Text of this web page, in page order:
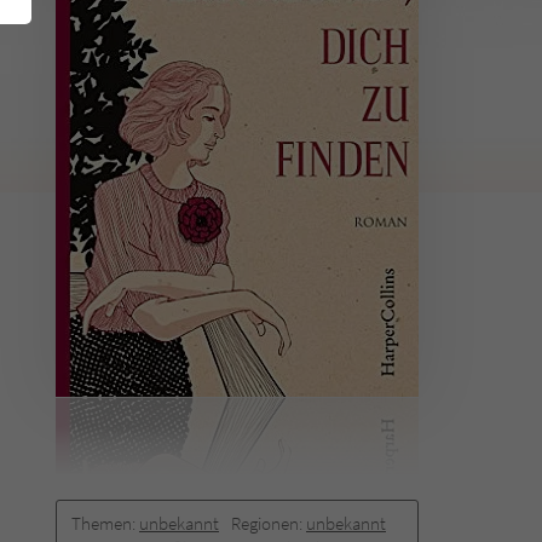
Themen: unbekannt Regionen: unbekannt